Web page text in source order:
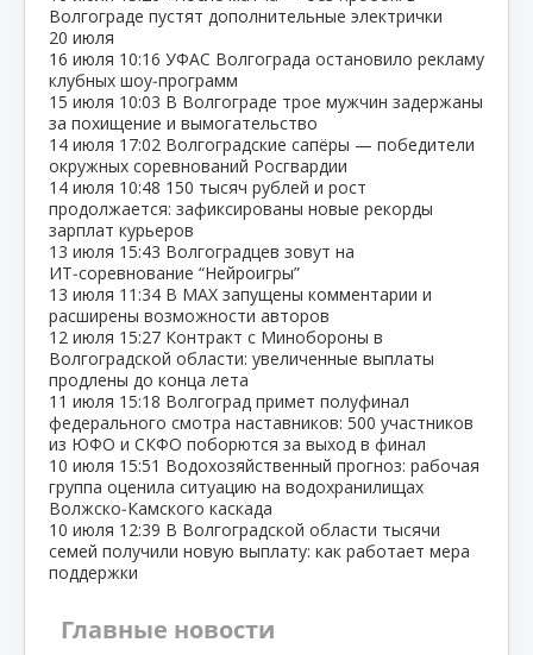
Волгограде пустят дополнительные электрички
20 июля
16 июля 10:16 УФАС Волгограда остановило рекламу
клубных шоу‑программ
15 июля 10:03 В Волгограде трое мужчин задержаны
за похищение и вымогательство
14 июля 17:02 Волгоградские сапёры — победители
окружных соревнований Росгвардии
14 июля 10:48 150 тысяч рублей и рост
продолжается: зафиксированы новые рекорды
зарплат курьеров
13 июля 15:43 Волгоградцев зовут на
ИТ‑соревнование “Нейроигры”
13 июля 11:34 В МАХ запущены комментарии и
расширены возможности авторов
12 июля 15:27 Контракт с Минобороны в
Волгоградской области: увеличенные выплаты
продлены до конца лета
11 июля 15:18 Волгоград примет полуфинал
федерального смотра наставников: 500 участников
из ЮФО и СКФО поборются за выход в финал
10 июля 15:51 Водохозяйственный прогноз: рабочая
группа оценила ситуацию на водохранилищах
Волжско‑Камского каскада
10 июля 12:39 В Волгоградской области тысячи
семей получили новую выплату: как работает мера
поддержки
Главные новости